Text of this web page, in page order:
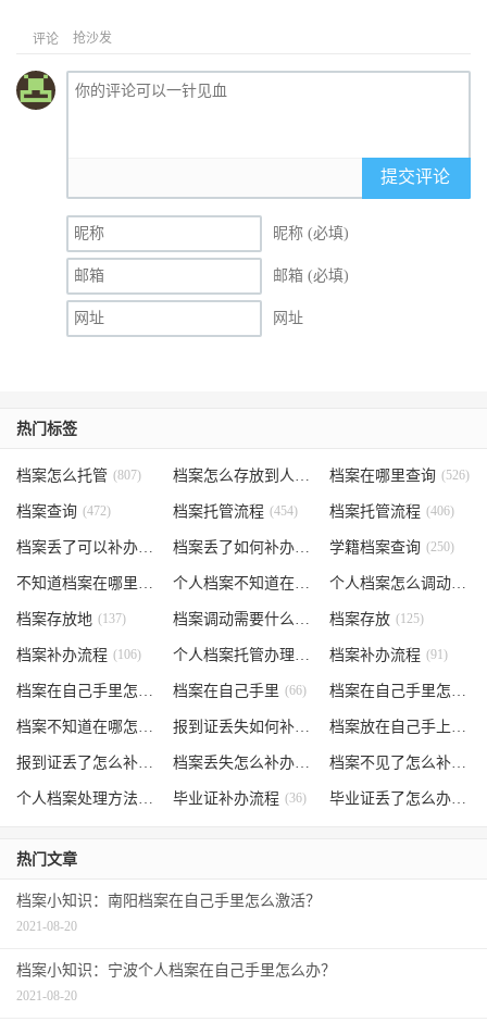
评论 抢沙发
提交评论
昵称 (必填)
邮箱 (必填)
网址
热门标签
档案怎么托管 (807) 档案怎么存放到人才市场 (535)
档案在哪里查询 (526)
档案查询 (472) 档案托管流程 (454) 档案托管流程 (406)
档案丢了可以补办吗 (371) 档案丢了如何补办 学籍档案查询 (250)
不知道档案在哪里 个人档案不知道在哪儿 (191) 个人档案怎么调动
档案存放地 (137) 档案调动需要什么手续 (130)
档案存放 (125)
档案补办流程 (106) 个人档案托管办理流程 (102)
档案补办流程 (91)
档案在自己手里怎么办 (85)
档案在自己手里 (66) 档案在自己手里怎么处理
档案不知道在哪怎么办 (62) 报到证丢失如何补办 (54) 档案放在自己手上
(52) 档案丢失怎么补办 档案不见了怎么补办
毕业证补办流程 (36) 毕业证丢了怎么办
热门文章
档案小知识：南阳档案在自己手里怎么激活？
2021-08-20
档案小知识：宁波个人档案在自己手里怎么办？
2021-08-20